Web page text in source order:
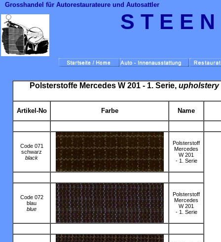
Grosshandel für Autorestaurateure und Autosattler
S T E E
Polsterstoffe Mercedes W 201 - 1. Serie, upholstery
Artikel-No Farbe Name
Code 071
schwarz
black
Polsterstoff
Mercedes
W 201
- 1. Serie
Code 072
blau
blue
Polsterstoff
Mercedes
W 201
- 1. Serie